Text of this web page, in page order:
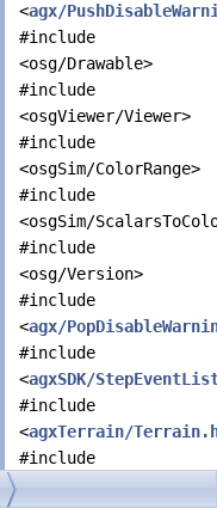
<agx/
#include
<osg/Drawable>
#include
<osgViewer/Viewer>
#include
<osgSim/ColorRange>
#include
<osgSim/
#include
<osg/Version>
#include
<agx/
#include
<agxSDK/
#include
<agxTerrain/
#include
<agx/Task.h>